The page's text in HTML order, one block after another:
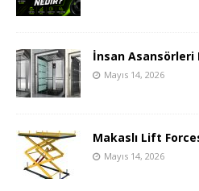
İnsan Asansörleri
Mayıs 14, 2026
Makaslı Lift
Mayıs 14, 2026